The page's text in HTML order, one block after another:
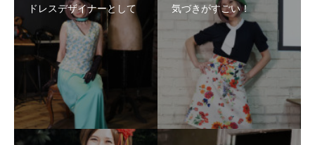
ドレスデザイナーとして 気づきがすごい！